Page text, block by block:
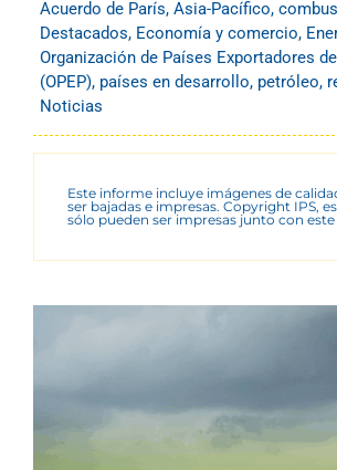
Acuerdo de París, Asia-Pacífico,
Destacados, Economía y comercio,
Organización de Países Exportadores
(OPEP), países en desarrollo, petróleo,
Noticias
Este informe incluye imágenes de
ser bajadas e impresas. Copyright IPS,
sólo pueden ser impresas junto con